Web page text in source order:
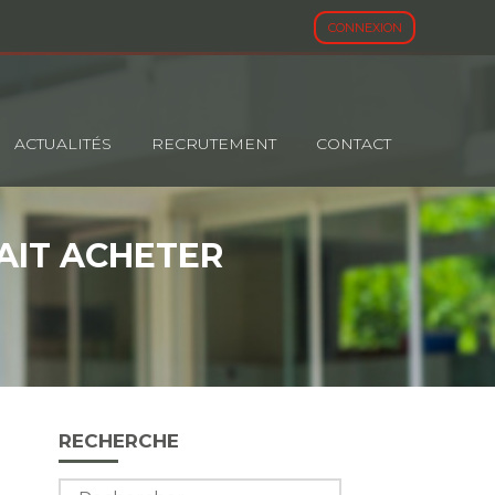
CONNEXION
ACTUALITÉS RECRUTEMENT CONTACT
ACHETER
Blog
sidebar
RECHERCHE
Rechercher :